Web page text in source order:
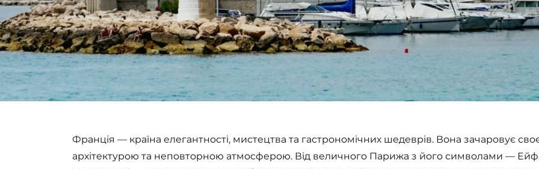
Франція — країна елегантності, мистецтва та гастрономічних шедеврів. Вона зачаровує
архітектурою та неповторною атмосферою. Від величного Парижа з його символами —